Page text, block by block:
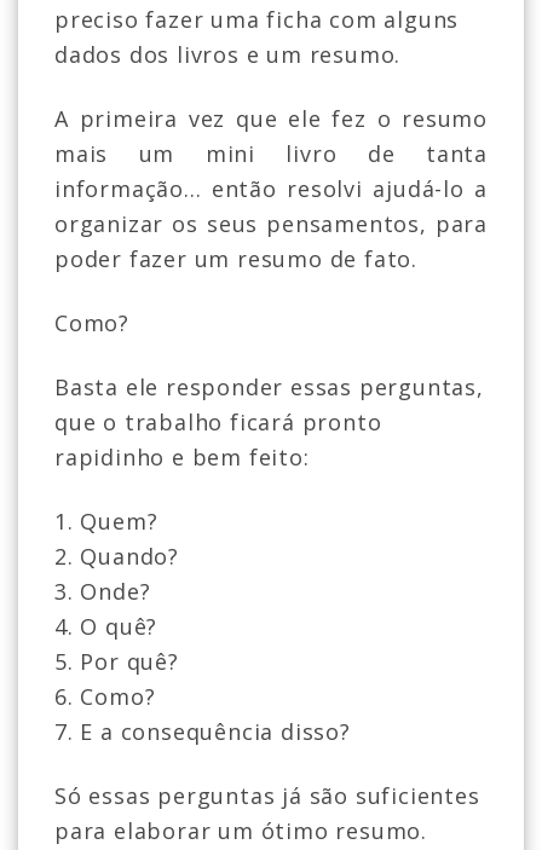
preciso fazer uma ficha com alguns
dados dos livros e um resumo.
A primeira vez que ele fez o resumo
mais um mini livro de tanta
informação... então resolvi ajudá-lo a
organizar os seus pensamentos, para
poder fazer um resumo de fato.
Como?
Basta ele responder essas perguntas,
que o trabalho ficará pronto
rapidinho e bem feito:
1. Quem?
2. Quando?
3. Onde?
4. O quê?
5. Por quê?
6. Como?
7. E a consequência disso?
Só essas perguntas já são suficientes
para elaborar um ótimo resumo.